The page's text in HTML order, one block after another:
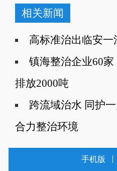
相关新闻
高标准治出临安一
镇海整治企业60
排放2000吨
跨流域治水 同护
合力整治环境
手机版